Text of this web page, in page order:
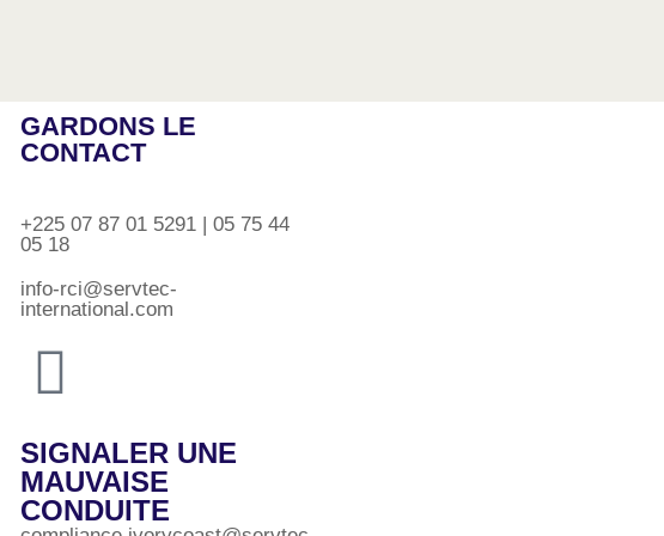
GARDONS LE
CONTACT
+225 07 87 01 5291 | 05 75 44
05 18
info-rci@servtec-
international.com
SIGNALER UNE
MAUVAISE
CONDUITE